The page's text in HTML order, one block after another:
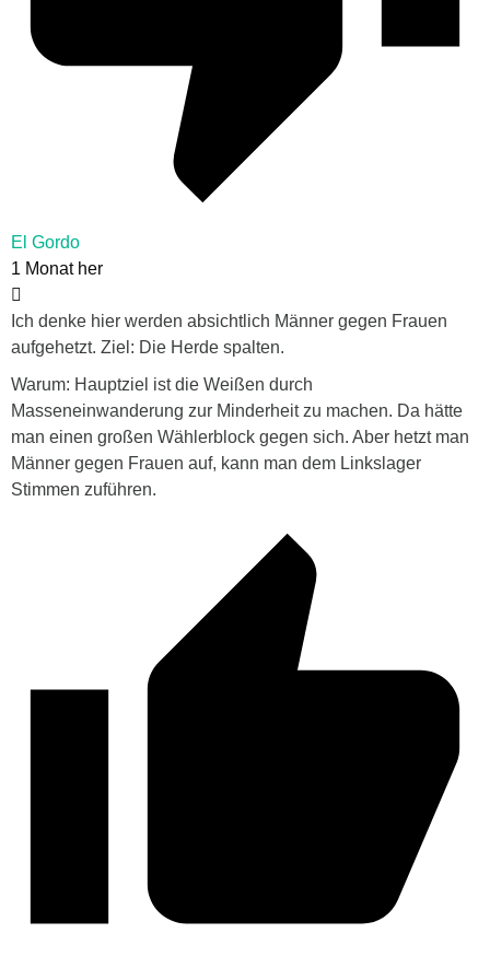
El Gordo
1 Monat her
Ich denke hier werden absichtlich Männer gegen Frauen
aufgehetzt. Ziel: Die Herde spalten.
Warum: Hauptziel ist die Weißen durch
Masseneinwanderung zur Minderheit zu machen. Da hätte
man einen großen Wählerblock gegen sich. Aber hetzt man
Männer gegen Frauen auf, kann man dem Linkslager
Stimmen zuführen.